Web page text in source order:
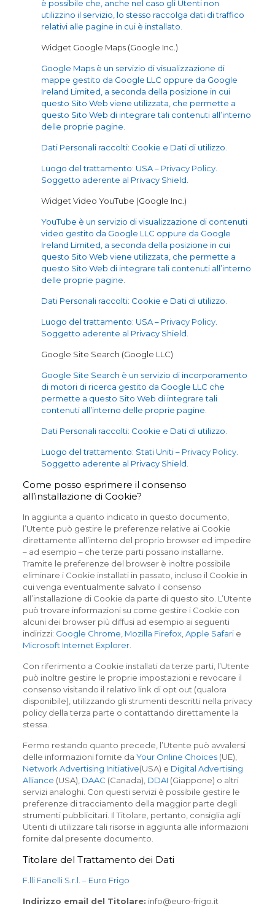
è possibile che, anche nel caso gli Utenti non
utilizzino il servizio, lo stesso raccolga dati di traffico
relativi alle pagine in cui è installato.
Widget Google Maps (Google Inc.)
Google Maps è un servizio di visualizzazione di
mappe gestito da Google LLC oppure da Google
Ireland Limited, a seconda della posizione in cui
questo Sito Web viene utilizzata, che permette a
questo Sito Web di integrare tali contenuti all’interno
delle proprie pagine.
Dati Personali raccolti: Cookie e Dati di utilizzo.
Luogo del trattamento: USA – Privacy Policy.
Soggetto aderente al Privacy Shield.
Widget Video YouTube (Google Inc.)
YouTube è un servizio di visualizzazione di contenuti
video gestito da Google LLC oppure da Google
Ireland Limited, a seconda della posizione in cui
questo Sito Web viene utilizzata, che permette a
questo Sito Web di integrare tali contenuti all’interno
delle proprie pagine.
Dati Personali raccolti: Cookie e Dati di utilizzo.
Luogo del trattamento: USA – Privacy Policy.
Soggetto aderente al Privacy Shield.
Google Site Search (Google LLC)
Google Site Search è un servizio di incorporamento
di motori di ricerca gestito da Google LLC che
permette a questo Sito Web di integrare tali
contenuti all’interno delle proprie pagine.
Dati Personali raccolti: Cookie e Dati di utilizzo.
Luogo del trattamento: Stati Uniti – Privacy Policy.
Soggetto aderente al Privacy Shield.
Come posso esprimere il consenso
all’installazione di Cookie?
In aggiunta a quanto indicato in questo documento,
l’Utente può gestire le preferenze relative ai Cookie
direttamente all’interno del proprio browser ed impedire
– ad esempio – che terze parti possano installarne.
Tramite le preferenze del browser è inoltre possibile
eliminare i Cookie installati in passato, incluso il Cookie in
cui venga eventualmente salvato il consenso
all’installazione di Cookie da parte di questo sito. L’Utente
può trovare informazioni su come gestire i Cookie con
alcuni dei browser più diffusi ad esempio ai seguenti
indirizzi: Google Chrome Mozilla Firefox, Apple Safarie
Microsoft Internet Explorer.
Con riferimento a Cookie installati da terze parti, l’Utente
può inoltre gestire le proprie impostazioni e revocare il
consenso visitando il relativo link di opt out (qualora
disponibile), utilizzando gli strumenti descritti nella privacy
policy della terza parte o contattando direttamente la
stessa.
Fermo restando quanto precede, l’Utente può avvalersi
delle informazioni fornite da Your Online Choices(UE),
Network Advertising Initiative(USA) e Digital Advertising
Alliance (USA), DAAC (Canada), DDAI (Giappone) o altri
servizi analoghi. Con questi servizi è possibile gestire le
preferenze di tracciamento della maggior parte degli
strumenti pubblicitari. Il Titolare, pertanto, consiglia agli
Utenti di utilizzare tali risorse in aggiunta alle informazioni
fornite dal presente documento.
Titolare del Trattamento dei Dati
F.lli Fanelli S.r.l. – Euro Frigo
Indirizzo email del Titolare: info@euro-frigo.it